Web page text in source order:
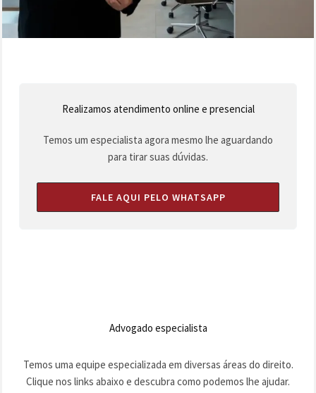
Realizamos atendimento online e presencial
Temos um especialista agora mesmo lhe aguardando
para tirar suas dúvidas.
FALE AQUI PELO WHATSAPP
Advogado especialista
Temos uma equipe especializada em diversas áreas do direito.
Clique nos links abaixo e descubra como podemos lhe ajudar.